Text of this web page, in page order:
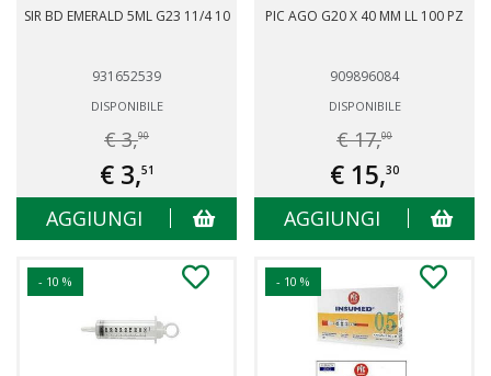
SIR BD EMERALD 5ML G23 11/4 10
931652539
DISPONIBILE
€ 3,90
€ 3,51
AGGIUNGI
PIC AGO G20 X 40 MM LL 100 PZ
909896084
DISPONIBILE
€ 17,00
€ 15,30
AGGIUNGI
- 10 % - 10 %